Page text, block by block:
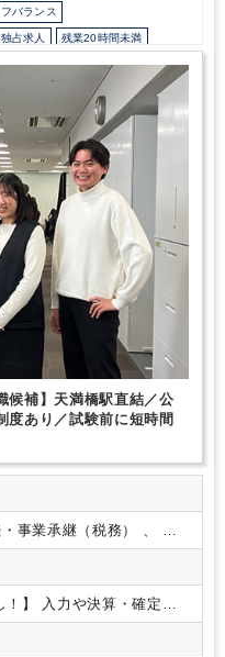
バランス
独占求人 残業20時間未満
格取得支援 退職金制度
2日制 年間休日120日以上
あり 独自サービス
ンビニに強み
に強み 美容に強み 飲食に強み
候補】天満橋駅直結／公
度あり／試験前に短時間
】
入力や決算・確定申
まえて幅広くお任せしま
るため幅広い経験やス